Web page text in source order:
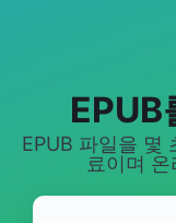
EPUB
EPUB 파일을 몇
료이며